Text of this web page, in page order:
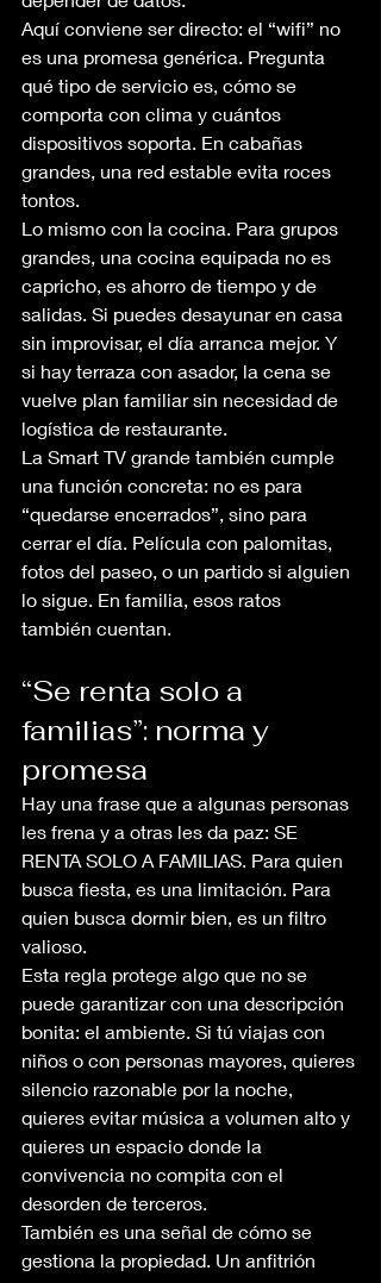
Aquí conviene ser directo: el “wifi” no
es una promesa genérica. Pregunta
qué tipo de servicio es, cómo se
comporta con clima y cuántos
dispositivos soporta. En cabañas
grandes, una red estable evita roces
tontos.
Lo mismo con la cocina. Para grupos
grandes, una cocina equipada no es
capricho, es ahorro de tiempo y de
salidas. Si puedes desayunar en casa
sin improvisar, el día arranca mejor. Y
si hay terraza con asador, la cena se
vuelve plan familiar sin necesidad de
logística de restaurante.
La Smart TV grande también cumple
una función concreta: no es para
“quedarse encerrados”, sino para
cerrar el día. Película con palomitas,
fotos del paseo, o un partido si alguien
lo sigue. En familia, esos ratos
también cuentan.
“Se renta solo a
familias”: norma y
promesa
Hay una frase que a algunas personas
les frena y a otras les da paz: SE
RENTA SOLO A FAMILIAS. Para quien
busca fiesta, es una limitación. Para
quien busca dormir bien, es un filtro
valioso.
Esta regla protege algo que no se
puede garantizar con una descripción
bonita: el ambiente. Si tú viajas con
niños o con personas mayores, quieres
silencio razonable por la noche,
quieres evitar música a volumen alto y
quieres un espacio donde la
convivencia no compita con el
desorden de terceros.
También es una señal de cómo se
gestiona la propiedad. Un anfitrión